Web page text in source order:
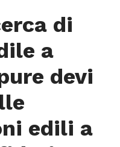
di
a
devi
edili a